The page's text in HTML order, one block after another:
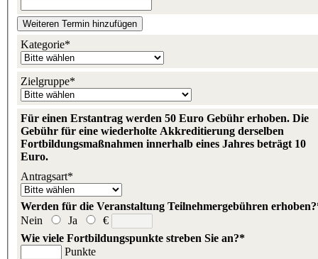
Weiteren Termin hinzufügen
Kategorie*
Zielgruppe*
Für einen Erstantrag werden 50 Euro Gebühr erhoben. Die
Gebühr für eine wiederholte Akkreditierung derselben
Fortbildungsmaßnahmen innerhalb eines Jahres beträgt 10
Euro.
Antragsart*
Werden für die Veranstaltung Teilnehmergebühren
Nein
Ja
€
Wie viele Fortbildungspunkte streben Sie an?*
Punkte